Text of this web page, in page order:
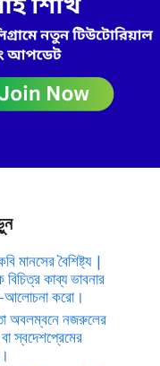
মানসের বৈশিষ্ট্য |
কাব্য ভাবনার
করো।
অবলম্বনে নজরুলের
বা স্বদেশপ্রেমের